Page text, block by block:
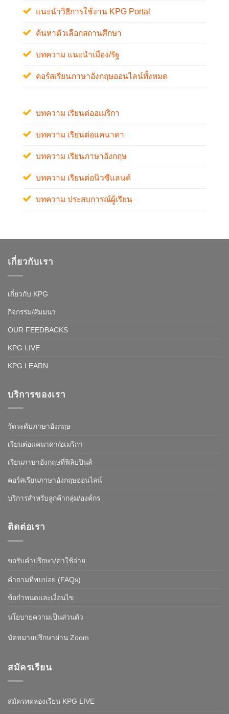
แนะนำวิธีการใช้งาน KPG Portal
ค้นหาตัวเลือกสถานศึกษา
บทความ แนะนำเมือง/รัฐ
คอร์สเรียนภาษาอังกฤษออนไลน์ทั้งหมด
บทความ เรียนต่ออเมริกา
บทความ เรียนต่อแคนาดา
บทความ เรียนภาษาอังกฤษ
บทความ เรียนต่อนิวซีแลนด์
บทความ ประสบการณ์ผู้เรียน
เกี่ยวกับเรา
เกี่ยวกับ KPG
กิจกรรม/สัมมนา
OUR FEEDBACKS
KPG LIVE
KPG LEARN
บริการของเรา
วัดระดับภาษาอังกฤษ
เรียนต่อแคนาดา/อเมริกา
เรียนภาษาอังกฤษที่ฟิลิปปินส์
คอร์สเรียนภาษาอังกฤษออนไลน์
บริการสำหรับลูกค้ากลุ่ม/องค์กร
ติดต่อเรา
ขอรับคำปรึกษา/ค่าใช้จ่าย
คำถามที่พบบ่อย (FAQs)
ข้อกำหนดและเงื่อนไข
นโยบายความเป็นส่วนตัว
นัดหมายปรึกษาผ่าน Zoom
สมัครเรียน
สมัครทดลองเรียน KPG LIVE